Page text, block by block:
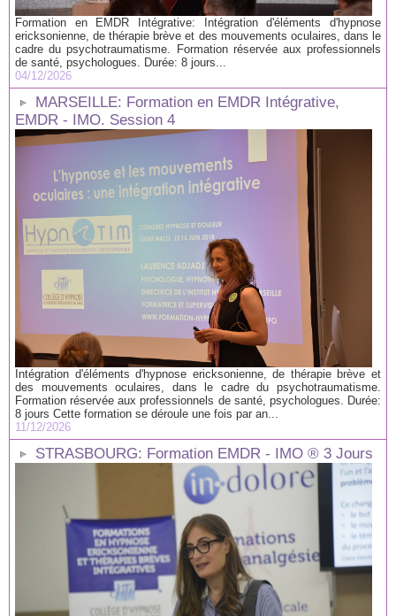
Formation en EMDR Intégrative: Intégration d'éléments d'hypnose
ericksonienne, de thérapie brève et des mouvements oculaires, dans le
cadre du psychotraumatisme. Formation réservée aux professionnels
de santé, psychologues. Durée: 8 jours...
04/12/2026
MARSEILLE: Formation en EMDR Intégrative,
EMDR - IMO. Session 4
Intégration d'éléments d'hypnose ericksonienne, de thérapie brève et
des mouvements oculaires, dans le cadre du psychotraumatisme.
Formation réservée aux professionnels de santé, psychologues. Durée:
8 jours Cette formation se déroule une fois par an...
11/12/2026
STRASBOURG: Formation EMDR - IMO ® 3 Jours